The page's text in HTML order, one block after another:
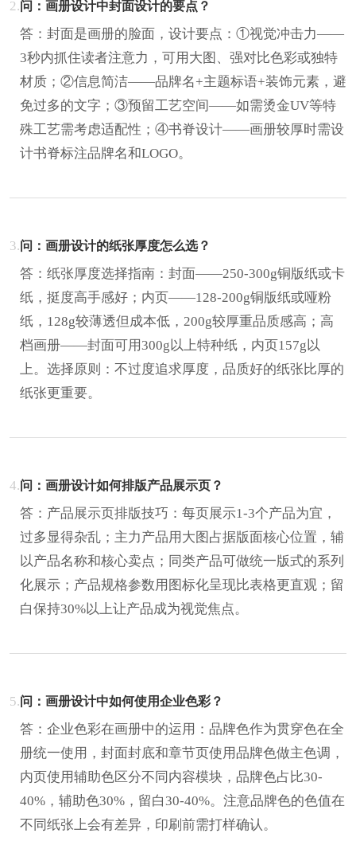
2.问：画册设计中封面设计的要点？
答：封面是画册的脸面，设计要点：①视觉冲击力——
3秒内抓住读者注意力，可用大图、强对比色彩或独特
材质；②信息简洁——品牌名+主题标语+装饰元素，避
免过多的文字；③预留工艺空间——如需烫金UV等特
殊工艺需考虑适配性；④书脊设计——画册较厚时需设
计书脊标注品牌名和LOGO。
3.问：画册设计的纸张厚度怎么选？
答：纸张厚度选择指南：封面——250-300g铜版纸或卡
纸，挺度高手感好；内页——128-200g铜版纸或哑粉
纸，128g较薄透但成本低，200g较厚重品质感高；高
档画册——封面可用300g以上特种纸，内页157g以
上。选择原则：不过度追求厚度，品质好的纸张比厚的
纸张更重要。
4.问：画册设计如何排版产品展示页？
答：产品展示页排版技巧：每页展示1-3个产品为宜，
过多显得杂乱；主力产品用大图占据版面核心位置，辅
以产品名称和核心卖点；同类产品可做统一版式的系列
化展示；产品规格参数用图标化呈现比表格更直观；留
白保持30%以上让产品成为视觉焦点。
5.问：画册设计中如何使用企业色彩？
答：企业色彩在画册中的运用：品牌色作为贯穿色在全
册统一使用，封面封底和章节页使用品牌色做主色调，
内页使用辅助色区分不同内容模块，品牌色占比30-
40%，辅助色30%，留白30-40%。注意品牌色的色值在
不同纸张上会有差异，印刷前需打样确认。